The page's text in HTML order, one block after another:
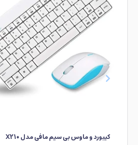
کیبورد و ماوس بی سیم مافی مدل X210